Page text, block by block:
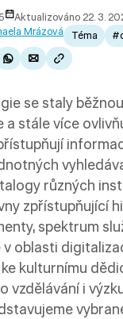
Aktualizováno 22. 3.
Mrázová Téma
se staly
a stále více
různých
zpřístupňující
spektrum
v oblasti
kulturnímu
vzdělávání i